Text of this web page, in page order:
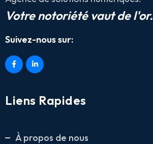
Votre notoriété vaut de l'or.
Suivez-nous sur:
Liens Rapides
À propos de nous